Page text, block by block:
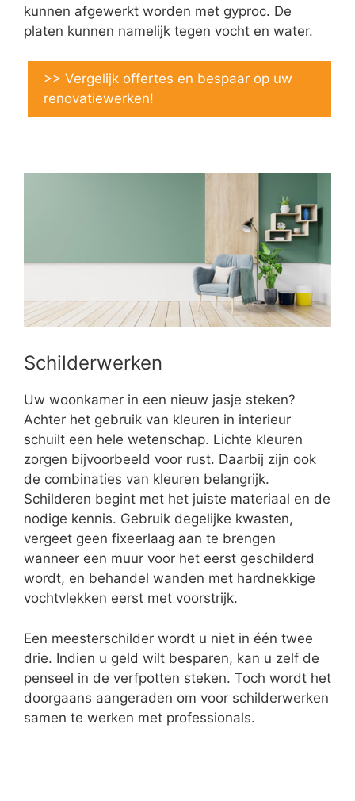
kunnen afgewerkt worden met gyproc. De
platen kunnen namelijk tegen vocht en water.
>> Vergelijk offertes en bespaar op uw
renovatiewerken!
Schilderwerken
Uw woonkamer in een nieuw jasje steken?
Achter het gebruik van kleuren in interieur
schuilt een hele wetenschap. Lichte kleuren
zorgen bijvoorbeeld voor rust. Daarbij zijn ook
de combinaties van kleuren belangrijk.
Schilderen begint met het juiste materiaal en de
nodige kennis. Gebruik degelijke kwasten,
vergeet geen fixeerlaag aan te brengen
wanneer een muur voor het eerst geschilderd
wordt, en behandel wanden met hardnekkige
vochtvlekken eerst met voorstrijk.
Een meesterschilder wordt u niet in één twee
drie. Indien u geld wilt besparen, kan u zelf de
penseel in de verfpotten steken. Toch wordt het
doorgaans aangeraden om voor schilderwerken
samen te werken met professionals.